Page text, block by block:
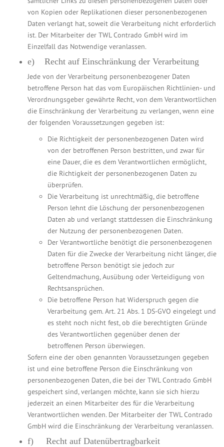
von Kopien oder Replikationen dieser personenbezogenen
Daten verlangt hat, soweit die Verarbeitung nicht erforderlich
ist. Der Mitarbeiter der TWL Contrado GmbH wird im
Einzelfall das Notwendige veranlassen.
e) Recht auf Einschränkung der Verarbeitung
Jede von der Verarbeitung personenbezogener Daten
betroffene Person hat das vom Europäischen Richtlinien- und
Verordnungsgeber gewährte Recht, von dem Verantwortlichen
die Einschränkung der Verarbeitung zu verlangen, wenn eine
der folgenden Voraussetzungen gegeben ist:
Die Richtigkeit der personenbezogenen Daten wird
von der betroffenen Person bestritten, und zwar für
eine Dauer, die es dem Verantwortlichen ermöglicht,
die Richtigkeit der personenbezogenen Daten zu
überprüfen.
Die Verarbeitung ist unrechtmäßig, die betroffene
Person lehnt die Löschung der personenbezogenen
Daten ab und verlangt stattdessen die Einschränkung
der Nutzung der personenbezogenen Daten.
Der Verantwortliche benötigt die personenbezogenen
Daten für die Zwecke der Verarbeitung nicht länger, die
betroffene Person benötigt sie jedoch zur
Geltendmachung, Ausübung oder Verteidigung von
Rechtsansprüchen.
Die betroffene Person hat Widerspruch gegen die
Verarbeitung gem. Art. 21 Abs. 1 DS-GVO eingelegt und
es steht noch nicht fest, ob die berechtigten Gründe
des Verantwortlichen gegenüber denen der
betroffenen Person überwiegen.
Sofern eine der oben genannten Voraussetzungen gegeben
ist und eine betroffene Person die Einschränkung von
personenbezogenen Daten, die bei der TWL Contrado GmbH
gespeichert sind, verlangen möchte, kann sie sich hierzu
jederzeit an einen Mitarbeiter des für die Verarbeitung
Verantwortlichen wenden. Der Mitarbeiter der TWL Contrado
GmbH wird die Einschränkung der Verarbeitung veranlassen.
f) Recht auf Datenübertragbarkeit